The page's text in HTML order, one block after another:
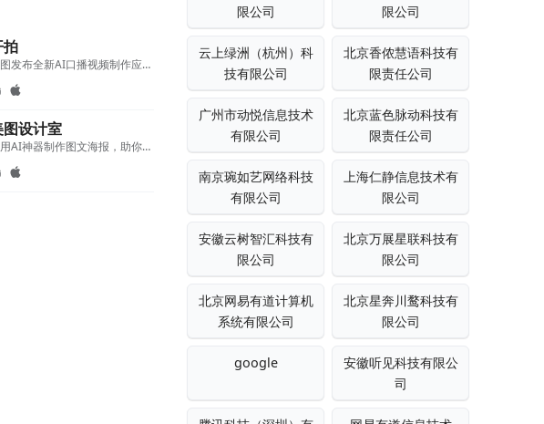
拍
美图发布全新AI口播视频制作应用程序
图设计室
利用AI神器制作图文海报，助你轻松实现精准带货
限公司
限公司
云上绿洲（杭州）科
技有限公司
北京香侬慧语科技有
限责任公司
广州市动悦信息技术
有限公司
北京蓝色脉动科技有
限责任公司
南京琬如艺网络科技
有限公司
上海仁静信息技术有
限公司
安徽云树智汇科技有
限公司
北京万展星联科技有
限公司
北京网易有道计算机
系统有限公司
北京星奔川鹜科技有
限公司
google
安徽听见科技有限公
司